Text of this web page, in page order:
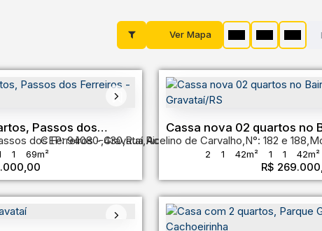
Ver Mapa
Passos dos
dos Ferreiros ,Gravataí,Rio Grande do Sul,Brasil
1 69m²
Cassa nova 02 quartos no
Vale Gravataí/RS
R$
CEP: 94080-430,Rua Acelino de Carvalho,N°: 182 e 188,
2 1 42m² 1 1 42m²